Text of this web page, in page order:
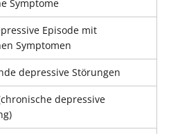
Symptome
Episode mit
Symptomen
depressive Störungen
depressive